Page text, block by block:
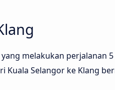
melakukan perjalanan
Kuala Selangor ke Klang